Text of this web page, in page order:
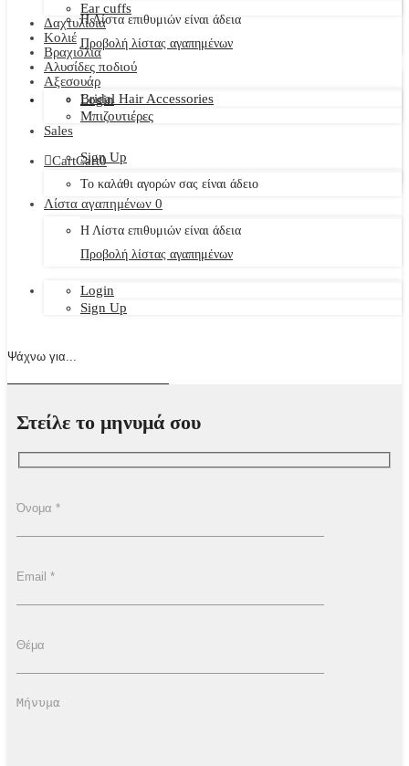
Η Λίστα επιθυμιών είναι άδεια
Προβολή λίστας αγαπημένων
Login
Sign Up
Ear cuffs
Δαχτυλίδια
Κολιέ
Βραχιόλια
Αλυσίδες ποδιού
Αξεσουάρ
Bridal Hair Accessories
Μπιζουτιέρες
Sales
CartCart0
Το καλάθι αγορών σας είναι άδειο
Λίστα αγαπημένων 0
Η Λίστα επιθυμιών είναι άδεια
Προβολή λίστας αγαπημένων
Login
Sign Up
Στείλε το μηνυμά σου